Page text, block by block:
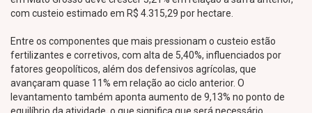
com custeio estimado em R$ 4.315,29 por hectare.
Entre os componentes que mais pressionam o custeio estão
fertilizantes e corretivos, com alta de 5,40%, influenciados por
fatores geopolíticos, além dos defensivos agrícolas, que
avançaram quase 11% em relação ao ciclo anterior. O
levantamento também aponta aumento de 9,13% no ponto de